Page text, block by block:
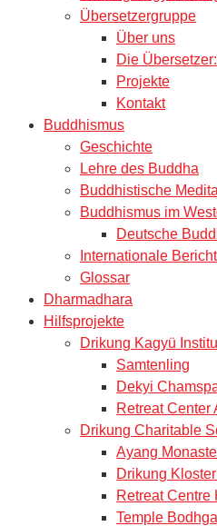
Übersetzergruppe
Über uns
Die
Projekte
Kontakt
Buddhismus
Geschichte
Lehre des Buddha
Buddhistische
Buddhismus im
Deutsche
Internationale
Glossar
Dharmadhara
Hilfsprojekte
Drikung Kagyü
Samtenling
Dekyi
Retreat Center
Drikung Charitable
Ayang
Drikung
Retreat Centre
Temple